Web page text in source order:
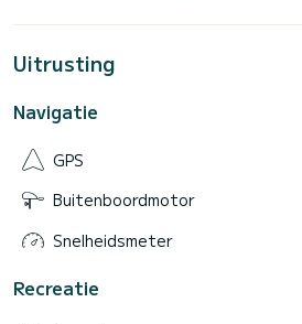
Uitrusting
Navigatie
GPS
Buitenboordmotor
Snelheidsmeter
Recreatie